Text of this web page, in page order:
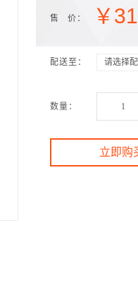
售 价： ￥
配送至： 请选择
数量：
立即购